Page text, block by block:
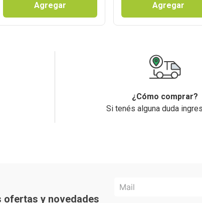
Agregar Agregar
¿Cómo comprar?
Si tenés alguna duda
ofertas y novedades